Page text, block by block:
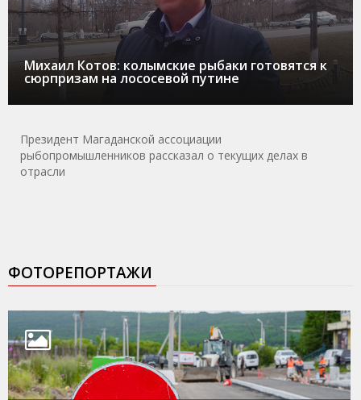
Михаил Котов: колымские рыбаки готовятся к
сюрпризам на лососевой путине
Президент Магаданской ассоциации
рыбопромышленников рассказал о текущих делах в
отрасли
ФОТОРЕПОРТАЖИ